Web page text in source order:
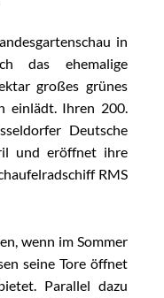
in
das ehemalige
großes grünes
einlädt. Ihren 200.
Deutsche
und eröffnet ihre
RMS
wenn im Sommer
seine Tore öffnet
Parallel dazu